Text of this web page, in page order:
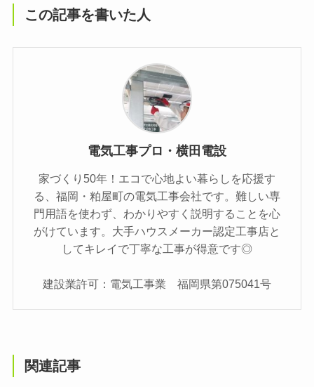
この記事を書いた人
電気工事プロ・横田電設
家づくり50年！エコで心地よい暮らしを応援す
る、福岡・粕屋町の電気工事会社です。難しい専
門用語を使わず、わかりやすく説明することを心
がけています。大手ハウスメーカー認定工事店と
してキレイで丁寧な工事が得意です◎
建設業許可：電気工事業 福岡県第075041号
関連記事